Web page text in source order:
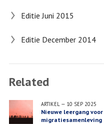
Editie Juni 2015
Editie December 2014
Related
ARTIKEL— 10 SEP 2025
Nieuwe leergang
migratiesamenleving